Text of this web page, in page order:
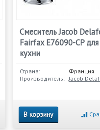
Смеситель Jacob
Fairfax E76090-CP для
кухни
Страна:
Франция
Производитель: Jacob
В корзину